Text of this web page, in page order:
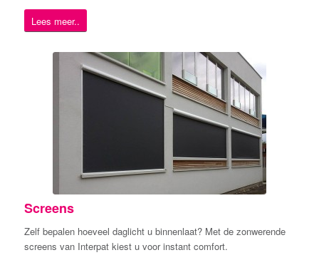
Lees meer..
Screens
Zelf bepalen hoeveel daglicht u binnenlaat? Met de zonwerende
screens van Interpat kiest u voor instant comfort.